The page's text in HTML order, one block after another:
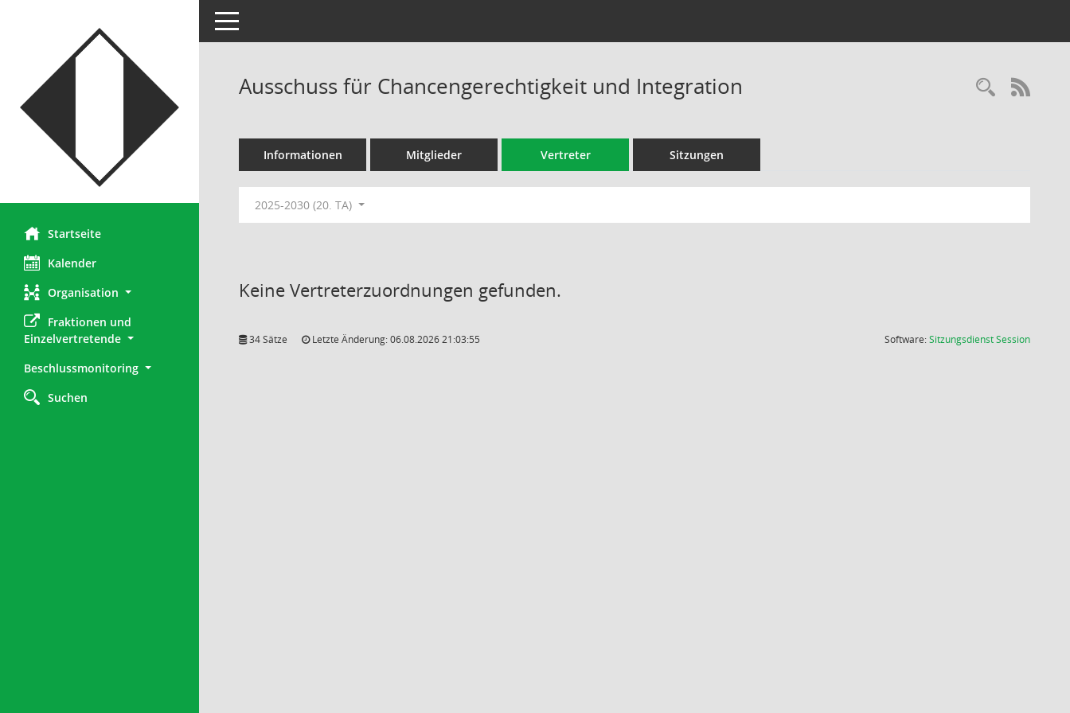
Startseite
Kalender
Organisation
Fraktionen und
Einzelvertretende
Beschlussmonitoring
Suchen
Toggle navigation
Ausschuss für Chancengerechtigkeit und Integration
Informationen Mitglieder Vertreter Sitzungen
2025-2030 (20. TA)
Keine Vertreterzuordnungen gefunden.
34 Sätze Letzte Änderung: 06.08.2026 21:03:55 Software:SitzungsdienstSession(Wird in